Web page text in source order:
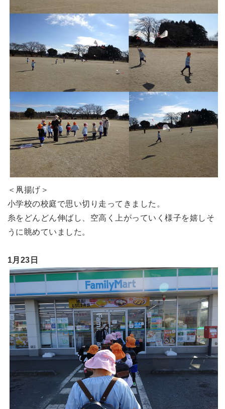
＜凧揚げ＞
小学校の校庭で思い切り走ってきました。
糸をどんどん伸ばし、空高く上がっていく様子を嬉しそ
うに眺めていました。
1月23日